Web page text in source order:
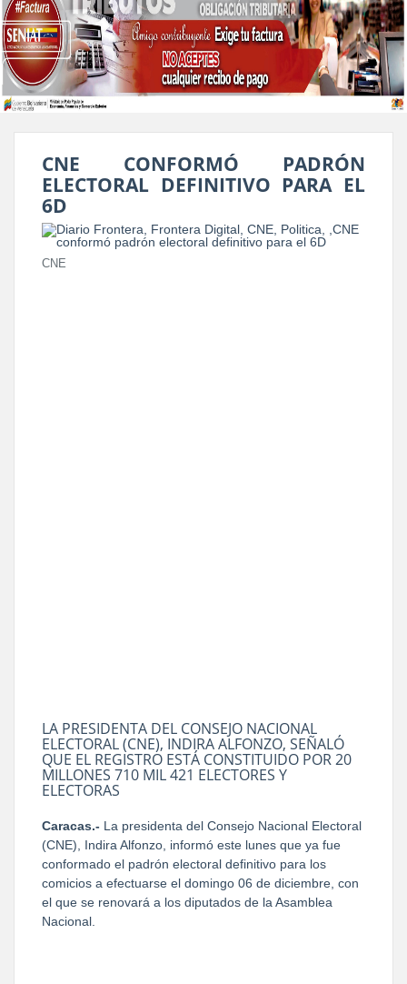
CNE CONFORMÓ PADRÓN
ELECTORAL DEFINITIVO PARA EL
6D
CNE
LA PRESIDENTA DEL CONSEJO NACIONAL
ELECTORAL (CNE), INDIRA ALFONZO, SEÑALÓ
QUE EL REGISTRO ESTÁ CONSTITUIDO POR 20
MILLONES 710 MIL 421 ELECTORES Y
ELECTORAS
Caracas.- La presidenta del Consejo Nacional Electoral
(CNE), Indira Alfonzo, informó este lunes que ya fue
conformado el padrón electoral definitivo para los
comicios a efectuarse el domingo 06 de diciembre, con
el que se renovará a los diputados de la Asamblea
Nacional.